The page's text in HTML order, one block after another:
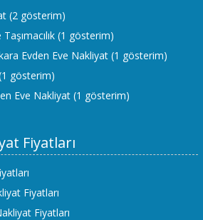
(2 gösterim)
(1 gösterim)
Evden Eve Nakliyat (1 gösterim)
gösterim)
Eve Nakliyat (1 gösterim)
Fiyatları
Fiyatları
Fiyatları